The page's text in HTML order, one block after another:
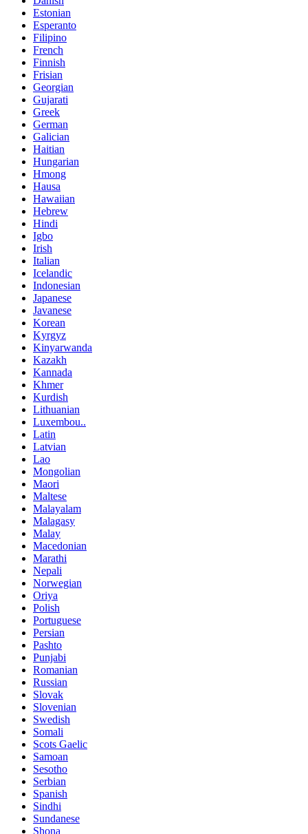
Estonian
Esperanto
Filipino
French
Finnish
Frisian
Georgian
Gujarati
Greek
German
Galician
Haitian
Hungarian
Hmong
Hausa
Hawaiian
Hebrew
Hindi
Igbo
Irish
Italian
Icelandic
Indonesian
Japanese
Javanese
Korean
Kyrgyz
Kinyarwanda
Kazakh
Kannada
Khmer
Kurdish
Lithuanian
Luxembou..
Latin
Latvian
Lao
Mongolian
Maori
Maltese
Malayalam
Malagasy
Malay
Macedonian
Marathi
Nepali
Norwegian
Oriya
Polish
Portuguese
Persian
Pashto
Punjabi
Romanian
Russian
Slovak
Slovenian
Swedish
Somali
Scots Gaelic
Samoan
Sesotho
Serbian
Spanish
Sindhi
Sundanese
Shona